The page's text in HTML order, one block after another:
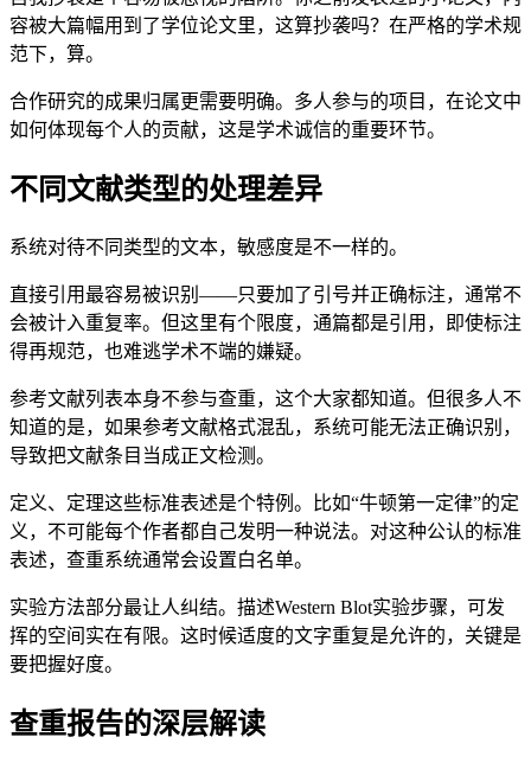
容被大篇幅用到了学位论文里，这算抄袭吗？在严格的学术规
范下，算。
合作研究的成果归属更需要明确。多人参与的项目，在论文中
如何体现每个人的贡献，这是学术诚信的重要环节。
不同文献类型的处理差异
系统对待不同类型的文本，敏感度是不一样的。
直接引用最容易被识别——只要加了引号并正确标注，通常不
会被计入重复率。但这里有个限度，通篇都是引用，即使标注
得再规范，也难逃学术不端的嫌疑。
参考文献列表本身不参与查重，这个大家都知道。但很多人不
知道的是，如果参考文献格式混乱，系统可能无法正确识别，
导致把文献条目当成正文检测。
定义、定理这些标准表述是个特例。比如“牛顿第一定律”的定
义，不可能每个作者都自己发明一种说法。对这种公认的标准
表述，查重系统通常会设置白名单。
实验方法部分最让人纠结。描述Western Blot实验步骤，可发
挥的空间实在有限。这时候适度的文字重复是允许的，关键是
要把握好度。
查重报告的深层解读